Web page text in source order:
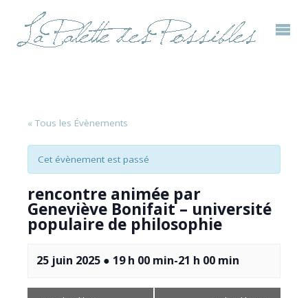
« Tous les Évènements
Cet évènement est passé
rencontre animée par
Geneviève Bonifait – université
populaire de philosophie
25 juin 2025 ● 19 h 00 min-21 h 00 min